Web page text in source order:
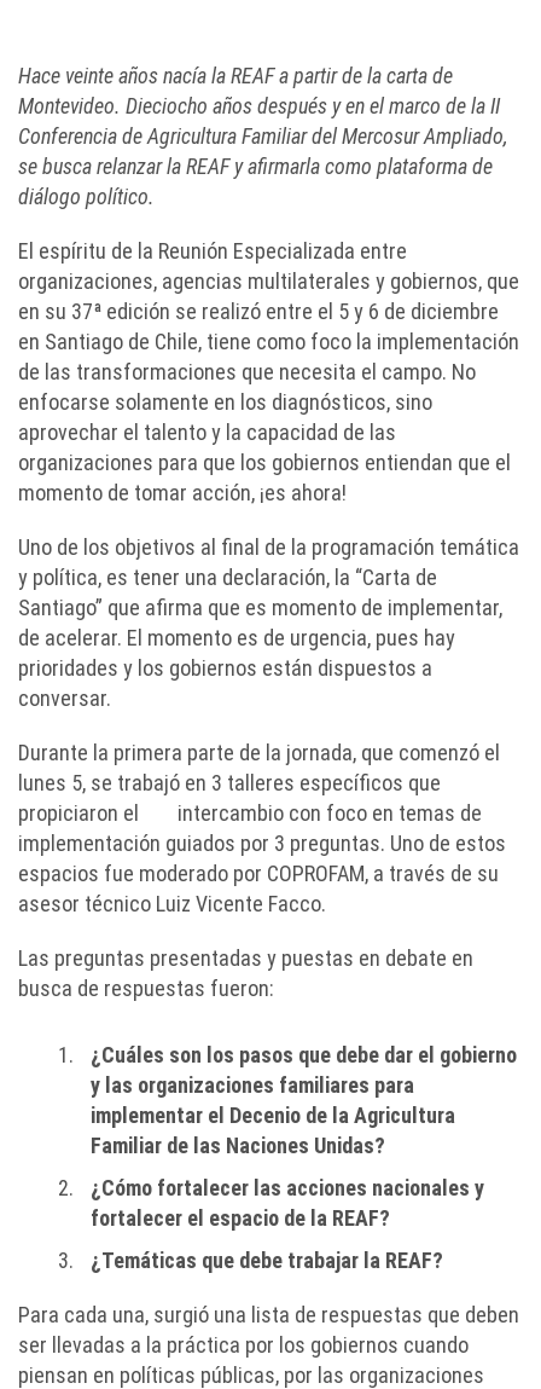
Hace veinte años nacía la REAF a partir de la carta de
Montevideo. Dieciocho años después y en el marco de la II
Conferencia de Agricultura Familiar del Mercosur Ampliado,
se busca relanzar la REAF y afirmarla como plataforma de
diálogo político.
El espíritu de la Reunión Especializada entre
organizaciones, agencias multilaterales y gobiernos, que
en su 37ª edición se realizó entre el 5 y 6 de diciembre
en Santiago de Chile, tiene como foco la implementación
de las transformaciones que necesita el campo. No
enfocarse solamente en los diagnósticos, sino
aprovechar el talento y la capacidad de las
organizaciones para que los gobiernos entiendan que el
momento de tomar acción, ¡es ahora!
Uno de los objetivos al final de la programación temática
y política, es tener una declaración, la “Carta de
Santiago” que afirma que es momento de implementar,
de acelerar. El momento es de urgencia, pues hay
prioridades y los gobiernos están dispuestos a
conversar.
Durante la primera parte de la jornada, que comenzó el
lunes 5, se trabajó en 3 talleres específicos que
propiciaron el
intercambio con foco en temas de
implementación guiados por 3 preguntas. Uno de estos
espacios fue moderado por COPROFAM, a través de su
asesor técnico Luiz Vicente Facco.
Las preguntas presentadas y puestas en debate en
busca de respuestas fueron:
¿Cuáles son los pasos que debe dar el gobierno
y las organizaciones familiares para
implementar el Decenio de la Agricultura
Familiar de las Naciones Unidas?
¿Cómo fortalecer las acciones nacionales y
fortalecer el espacio de la REAF?
¿Temáticas que debe trabajar la REAF?
Para cada una, surgió una lista de respuestas que deben
ser llevadas a la práctica por los gobiernos cuando
piensan en políticas públicas, por las organizaciones